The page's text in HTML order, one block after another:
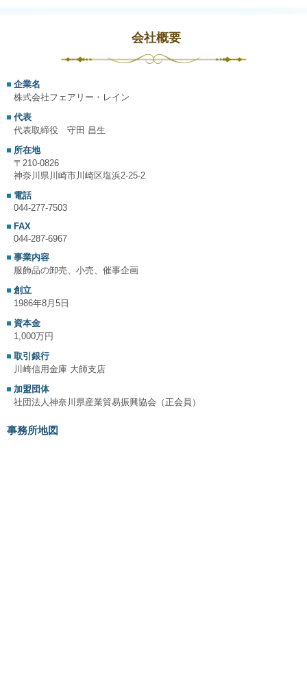
会社概要
企業名
株式会社フェアリー・レイン
代表
代表取締役 守田 昌生
所在地
〒210-0826
神奈川県川崎市川崎区塩浜2-25-2
電話
044-277-7503
FAX
044-287-6967
事業内容
服飾品の卸売、小売、催事企画
創立
1986年8月5日
資本金
1,000万円
取引銀行
川崎信用金庫 大師支店
加盟団体
社団法人神奈川県産業貿易振興協会（正会員）
事務所地図